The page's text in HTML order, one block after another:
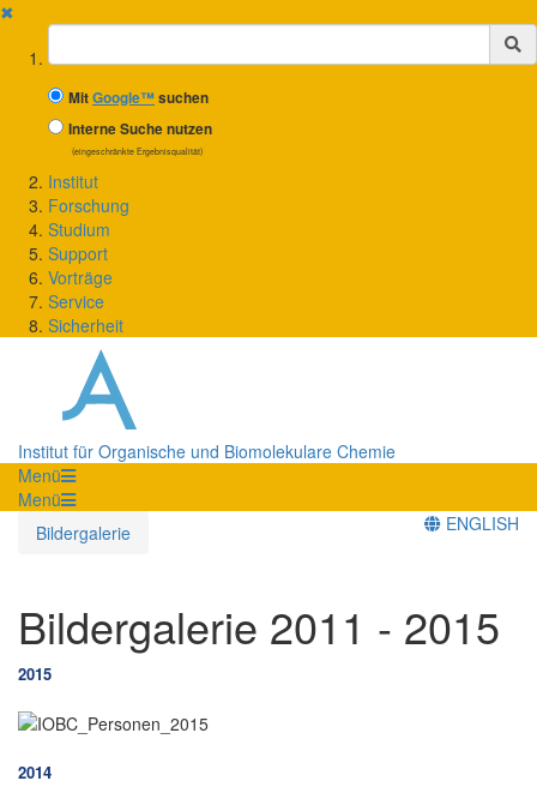
✖
Suchbegriff
MitGoogle™suchen
Interne Suche nutzen
(eingeschränkte Ergebnisqualität)
Institut
Forschung
Studium
Support
Vorträge
Service
Sicherheit
Institut für Organische und Biomolekulare Chemie
Menü
Menü
Bildergalerie
ENGLISH
Bildergalerie 2011 - 2015
2015
2014